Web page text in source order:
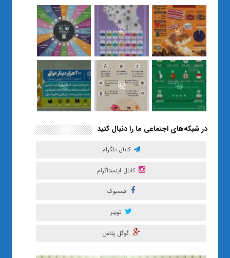
نسل Z را از بی‌هدفی به خودباوری
رساند / از یک کلاس ساده در قم تا
حضور مشترک معلم و هنرجویان
در مهم‌ترین گالری قرآنی هوش
مصنوعی تهران
در شبکه‌های اجتماعی ما را دنبال کنید
کانال تلگرام
کانال اینستاگرام
فیسبوک
تویتر
گوگل پلاس